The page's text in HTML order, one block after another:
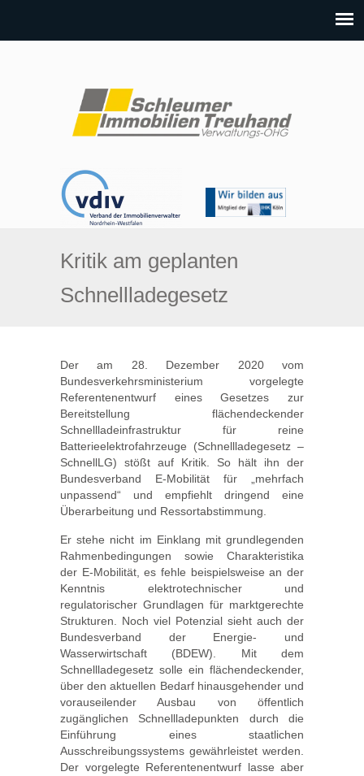
Kritik am geplanten
Schnellladegesetz
Der am 28. Dezember 2020 vom
Bundesverkehrsministerium vorgelegte
Referentenentwurf eines Gesetzes zur
Bereitstellung flächendeckender
Schnellladeinfrastruktur für reine
Batterieelektrofahrzeuge (Schnellladegesetz –
SchnellLG) stößt auf Kritik. So hält ihn der
Bundesverband E-Mobilität für „mehrfach
unpassend“ und empfiehlt dringend eine
Überarbeitung und Ressortabstimmung.
Er stehe nicht im Einklang mit grundlegenden
Rahmenbedingungen sowie Charakteristika
der E-Mobilität, es fehle beispielsweise an der
Kenntnis elektrotechnischer und
regulatorischer Grundlagen für marktgerechte
Strukturen. Noch viel Potenzial sieht auch der
Bundesverband der Energie- und
Wasserwirtschaft (BDEW). Mit dem
Schnellladegesetz solle ein flächendeckender,
über den aktuellen Bedarf hinausgehender und
vorauseilender Ausbau von öffentlich
zugänglichen Schnellladepunkten durch die
Einführung eines staatlichen
Ausschreibungssystems gewährleistet werden.
Der vorgelegte Referentenentwurf lasse aber